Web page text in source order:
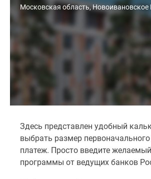
Московская область, Новоивановское
Здесь представлен удобный
выбрать размер
платеж. Просто введите
программы от ведущих банков